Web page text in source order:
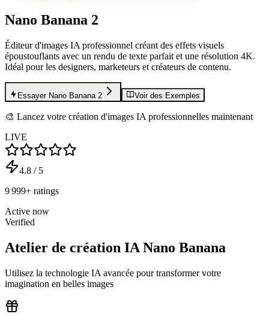
Nano Banana 2
Éditeur d'images IA professionnel créant des effets visuels
époustouflants avec un rendu de texte parfait et une résolution 4K.
Idéal pour les designers, marketeurs et créateurs de contenu.
Essayer Nano Banana 2 Voir des Exemples
🎨 Lancez votre création d'images IA professionnelles maintenant
LIVE
4.8 / 5
9 999+ ratings
Active now
Verified
Atelier de création IA Nano Banana
Utilisez la technologie IA avancée pour transformer votre
imagination en belles images